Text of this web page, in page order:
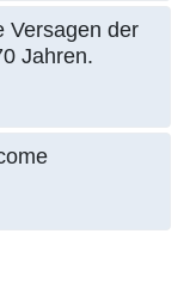
Versagen der
Jahren.